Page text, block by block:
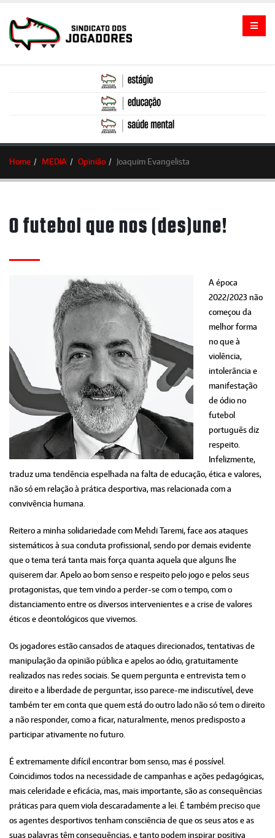
Home MEDIA Opinião Joaquim Evangelista
O futebol que nos (des)une!
A época
2022/2023 não
começou da
melhor forma
no que à
violência,
intolerância e
manifestação
de ódio no
futebol
português diz
respeito.
Infelizmente,
traduz uma tendência espelhada na falta de educação, ética e valores,
não só em relação à prática desportiva, mas relacionada com a
convivência humana.
Reitero a minha solidariedade com Mehdi Taremi, face aos ataques
sistemáticos à sua conduta profissional, sendo por demais evidente
que o tema terá tanta mais força quanta aquela que alguns lhe
quiserem dar. Apelo ao bom senso e respeito pelo jogo e pelos seus
protagonistas, que tem vindo a perder-se com o tempo, com o
distanciamento entre os diversos intervenientes e a crise de valores
éticos e deontológicos que vivemos.
Os jogadores estão cansados de ataques direcionados, tentativas de
manipulação da opinião pública e apelos ao ódio, gratuitamente
realizados nas redes sociais. Se quem pergunta e entrevista tem o
direito e a liberdade de perguntar, isso parece-me indiscutível, deve
também ter em conta que quem está do outro lado não só tem o direito
a não responder, como a ficar, naturalmente, menos predisposto a
participar ativamente no futuro.
É extremamente difícil encontrar bom senso, mas é possível.
Coincidimos todos na necessidade de campanhas e ações pedagógicas,
mais celeridade e eficácia, mas, mais importante, são as consequências
práticas para quem viola descaradamente a lei. É também preciso que
os agentes desportivos tenham consciência de que os seus atos e as
suas palavras têm consequências, e tanto podem inspirar positiva